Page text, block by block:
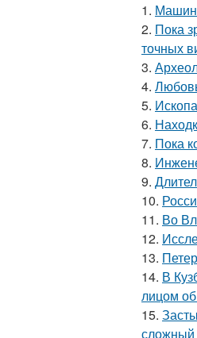
1.
2. Пока
точных
3.
4.
5.
6.
7. Пока
8.
9.
10.
11. Во
12.
13.
14. В
лицом
15.
сложный